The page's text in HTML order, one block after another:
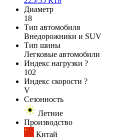
Диаметр
18
Тип автомобиля
Внедорожники и SUV
Тип шины
Легковые автомобили
Индекс нагрузки ?
102
Индекс скорости ?
V
Сезонность
Летние
Производство
Китай